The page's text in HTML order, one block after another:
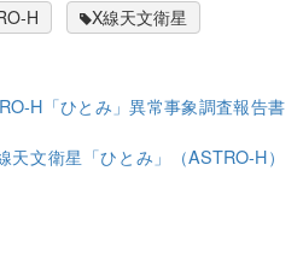
H X線天文衛星
H「ひとみ」異常事象調査報告書
天文衛星「ひとみ」（ASTRO-H）